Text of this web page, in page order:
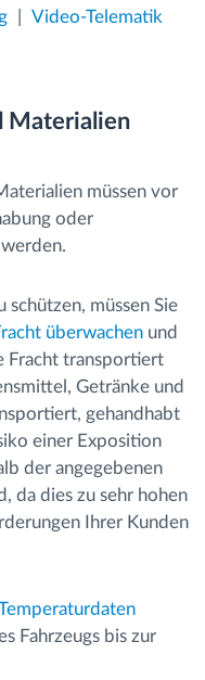
Video-Telematik
Materialien
müssen vor
oder
müssen Sie
überwachen und
Fracht transportiert
Getränke und
gehandhabt
einer Exposition
der angegebenen
da dies zu sehr hohen
Ihrer Kunden
Fahrzeugs bis zur